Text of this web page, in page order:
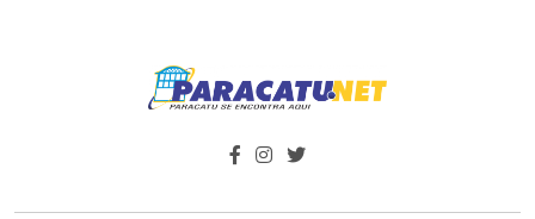
Paracatu.net –
além de tudo sobre esportes e